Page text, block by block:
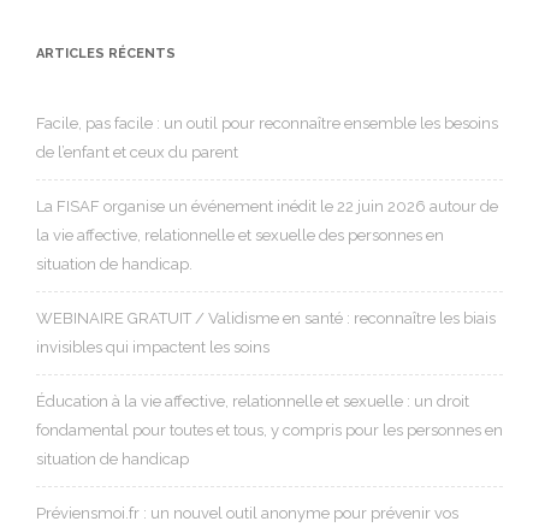
ARTICLES RÉCENTS
Facile, pas facile : un outil pour reconnaître ensemble les besoins
de l’enfant et ceux du parent
La FISAF organise un événement inédit le 22 juin 2026 autour de
la vie affective, relationnelle et sexuelle des personnes en
situation de handicap.
WEBINAIRE GRATUIT / Validisme en santé : reconnaître les biais
invisibles qui impactent les soins
Éducation à la vie affective, relationnelle et sexuelle : un droit
fondamental pour toutes et tous, y compris pour les personnes en
situation de handicap
Préviensmoi.fr : un nouvel outil anonyme pour prévenir vos